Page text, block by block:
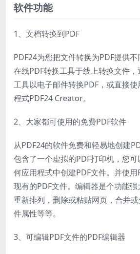
软件功能
1、文档转换到PDF
PDF24为您把文件转换为PDF提供
在线PDF转换工具于线上转换文件
工具以电子邮件转换PDF，或直接
程式PDF24 Creator。
2、大家都可使用的免费PDF软件
从PDF24的软件免费和轻易地创建
包含了一个虚拟的PDF打印机，您
何应用程式中创建PDF文件。并使
现有的PDF文件。编辑器是个功能
重新排列，删除或粘贴网页，合并
件属性等等。
3、可编辑PDF文件的PDF编辑器